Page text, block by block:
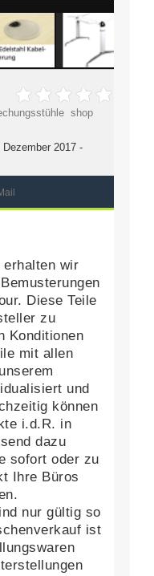
shop
Dezember 2017 -
wir
Diese Teile
zu
Konditionen
mit allen
und
können
i.d.R. in
dazu
sofort oder zu
Ihre Büros
nur gültig so
ist